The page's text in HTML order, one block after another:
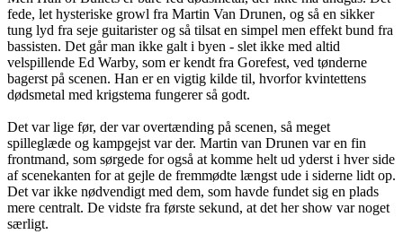
fede, let hysteriske growl fra Martin Van Drunen, og så en sikker
tung lyd fra seje guitarister og så tilsat en simpel men effekt bund fra
bassisten. Det går man ikke galt i byen - slet ikke med altid
velspillende Ed Warby, som er kendt fra Gorefest, ved tønderne
bagerst på scenen. Han er en vigtig kilde til, hvorfor kvintettens
dødsmetal med krigstema fungerer så godt.
Det var lige før, der var overtænding på scenen, så meget
spilleglæde og kampgejst var der. Martin van Drunen var en fin
frontmand, som sørgede for også at komme helt ud yderst i hver side
af scenekanten for at gejle de fremmødte længst ude i siderne lidt op.
Det var ikke nødvendigt med dem, som havde fundet sig en plads
mere centralt. De vidste fra første sekund, at det her show var noget
særligt.